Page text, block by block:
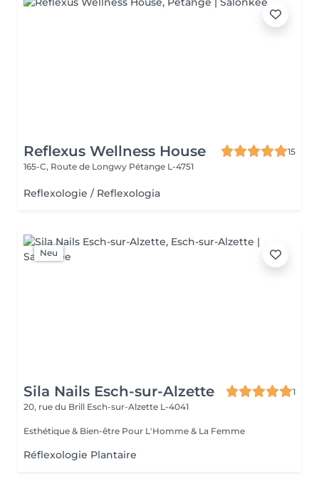
Reflexus Wellness House
15
165-C, Route de Longwy Pétange L-4751
Reflexologie / Reflexologia
Neu
Sila Nails Esch-sur-Alzette
1
20, rue du Brill Esch-sur-Alzette L-4041
Esthétique & Bien-être Pour L'Homme & La Femme
Réflexologie Plantaire